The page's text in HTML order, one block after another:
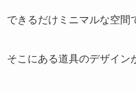
きるだけミニマルな空間
そこにある道具のデザイ